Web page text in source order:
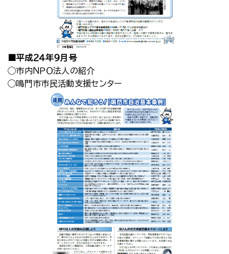
■平成２４年９月号
◯市内ＮＰＯ法人の紹介
◯鳴門市市民活動支援センター